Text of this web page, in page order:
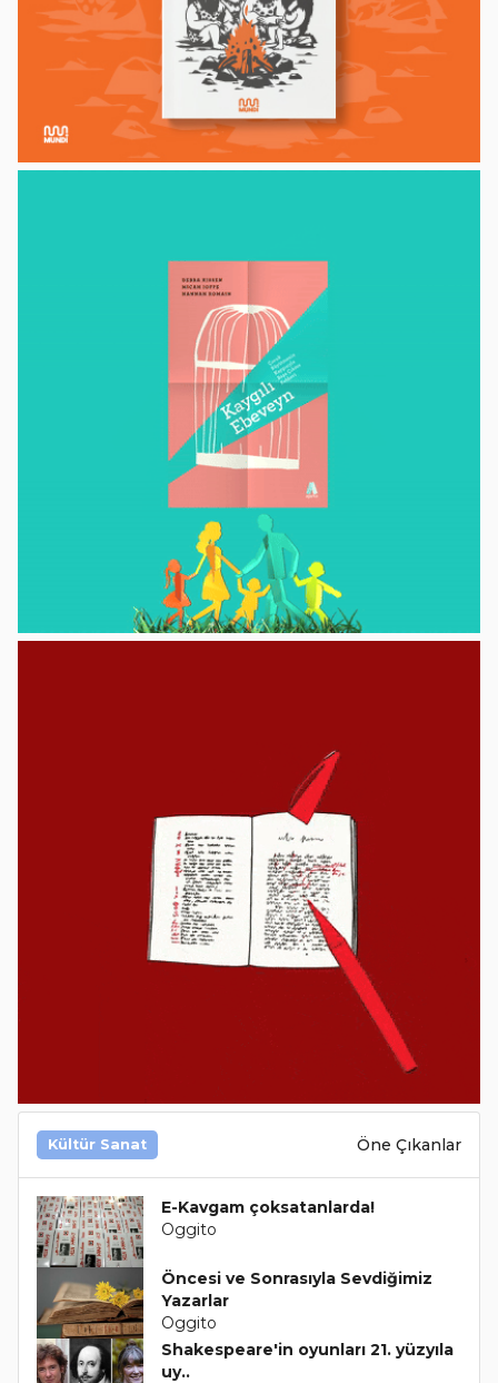
Kültür Sanat Öne Çıkanlar
E-Kavgam çoksatanlarda!
Oggito
Öncesi ve Sonrasıyla Sevdiğimiz
Yazarlar
Oggito
Shakespeare'in oyunları 21. yüzyıla
uy..